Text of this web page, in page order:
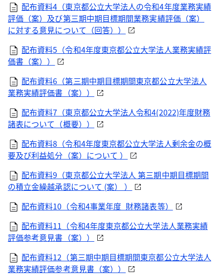
配布資料4（東京都公立大学法人の令和4年度業務実績
評価（案）及び第三期中期目標期間業務実績評価（案）
に対する意見について（回答））
配布資料5（令和4年度東京都公立大学法人業務実績評
価書（案））
配布資料6（第三期中期目標期間東京都公立大学法人
業務実績評価書（案））
配布資料7（東京都公立大学法人令和4(2022)年度財務
諸表について（概要））
配布資料8（令和4年度東京都公立大学法人剰余金の概
要及び利益処分（案）について ）
配布資料9（東京都公立大学法人 第三期中期目標期間
の積立金繰越承認について (案） ）
配布資料10（令和4事業年度_財務諸表等）
配布資料11（令和4年度東京都公立大学法人業務実績
評価参考意見書（案））
配布資料12（第三期中期目標期間東京都公立大学法人
業務実績評価参考意見書（案））